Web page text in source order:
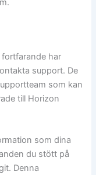
har
support. De
som kan
till Horizon
som dina
du stött på
Denna